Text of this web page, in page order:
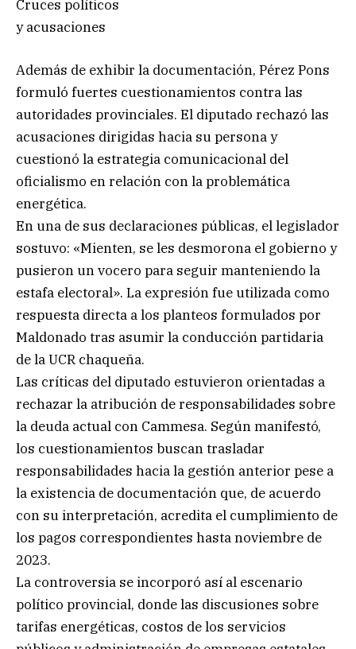
Cruces políticos
y acusaciones
Además de exhibir la documentación, Pérez Pons
formuló fuertes cuestionamientos contra las
autoridades provinciales. El diputado rechazó las
acusaciones dirigidas hacia su persona y
cuestionó la estrategia comunicacional del
oficialismo en relación con la problemática
energética.
En una de sus declaraciones públicas, el legislador
sostuvo: «Mienten, se les desmorona el gobierno y
pusieron un vocero para seguir manteniendo la
estafa electoral». La expresión fue utilizada como
respuesta directa a los planteos formulados por
Maldonado tras asumir la conducción partidaria
de la UCR chaqueña.
Las críticas del diputado estuvieron orientadas a
rechazar la atribución de responsabilidades sobre
la deuda actual con Cammesa. Según manifestó,
los cuestionamientos buscan trasladar
responsabilidades hacia la gestión anterior pese a
la existencia de documentación que, de acuerdo
con su interpretación, acredita el cumplimiento de
los pagos correspondientes hasta noviembre de
2023.
La controversia se incorporó así al escenario
político provincial, donde las discusiones sobre
tarifas energéticas, costos de los servicios